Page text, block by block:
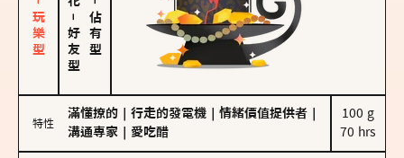
－
好友型佔有型
特性
滿懂撩的 行走的發電機 情緒價值提供者
溝通專家
愛吃醋
100 g
70 hrs